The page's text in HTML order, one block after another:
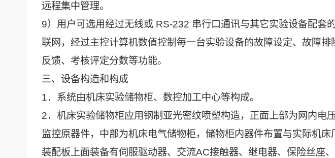
远程集中管理。
9）用户可选用经过无线或 RS-232 串行口通讯与其它实验设备配套
联网，经过主控计算机数值控制每一台实验设备的故障设定、故障
反馈、考核评定分数等功能。
三、设备构造和构成
1．系统由机床实验储物柜、数控加工中心等构成。
2．机床实验储物柜应用钢制亚光密纹喷塑构造，正面上部为网内电
监控原器件，中部为机床电气储物柜，储物柜内器件布置与实际机
装配板上面装备有伺服驱动器、交流AC接触器、继电器、保险丝座